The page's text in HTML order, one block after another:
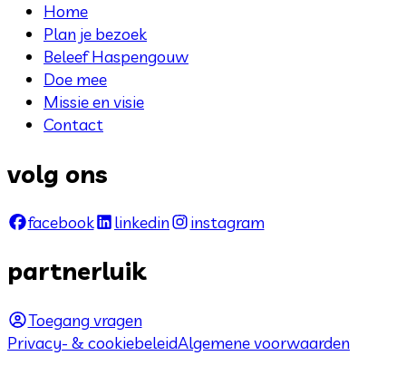
Home
Plan je bezoek
Beleef Haspengouw
Doe mee
Missie en visie
Contact
volg ons
facebook linkedin instagram
partnerluik
Toegang vragen
Privacy- & cookiebeleidAlgemene voorwaarden